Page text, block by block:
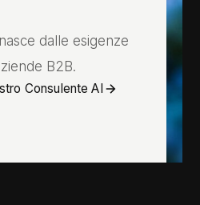
dalle esigenze
B2B.
Consulente AI